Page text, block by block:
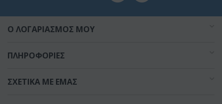
O ΛΟΓΑΡΙΑΣΜΌΣ ΜΟΥ
ΠΛΗΡΟΦΟΡΊΕΣ
ΣΧΕΤΙΚΆ ΜΕ ΕΜΆΣ